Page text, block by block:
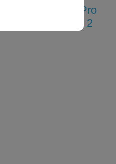
และ iPhone 12 Pro
ส่วน iPhone SE 2